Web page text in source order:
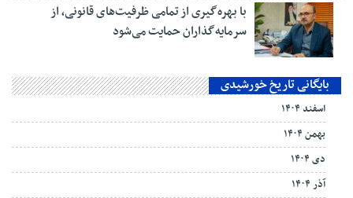
با بهره‌گیری از تمامی ظرفیت‌های قانونی، از
سرمایه‌گذاران حمایت می‌شود
بایگانی تاریخ خورشیدی
اسفند ۱۴۰۴
بهمن ۱۴۰۴
دی ۱۴۰۴
آذر ۱۴۰۴